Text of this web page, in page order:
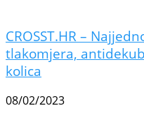
CROSST.HR –
tlakomjera,
kolica
08/02/2023